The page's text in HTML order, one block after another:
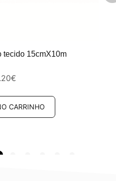
tecido 15cmX10m
€
CARRINHO